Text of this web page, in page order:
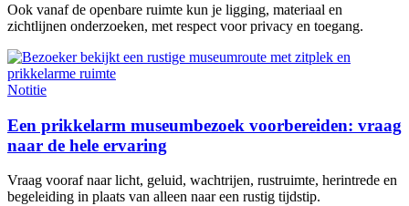
Ook vanaf de openbare ruimte kun je ligging, materiaal en
zichtlijnen onderzoeken, met respect voor privacy en toegang.
Notitie
Een prikkelarm museumbezoek voorbereiden: vraag
naar de hele ervaring
Vraag vooraf naar licht, geluid, wachtrijen, rustruimte, herintrede en
begeleiding in plaats van alleen naar een rustig tijdstip.